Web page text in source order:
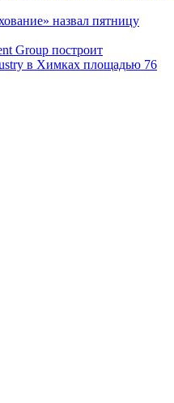
назвал пятницу
Group построит
в Химках площадью 76